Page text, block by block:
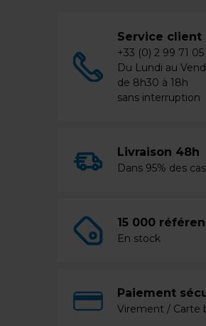
Service client
+33 (0) 2 99 71 05
Du Lundi au
de 8h30 à 18h
sans interruption
Livraison 48h
Dans 95% des cas
15 000
En stock
Paiement
Virement / Carte